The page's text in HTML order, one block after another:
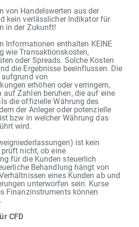
von Handelswerten aus der
kein verlässlicher Indikator für
in der Zukunft!
Informationen enthalten KEINE
wie Transaktionskosten,
oder Spreads. Solche Kosten
die Ergebnisse beeinflussen. Die
von
erhöhen oder verringern,
auf Zahlen beruhen, die auf eine
die offizielle Währung des
der Anleger oder potenzielle
bzw in welcher Währung das
wird.
ist kein
nicht, ob eine
für die Kunden steuerlich
Behandlung hängt von
eines Kunden ab und
unterworfen sein. Kurse
Finanzinstruments können
CFD